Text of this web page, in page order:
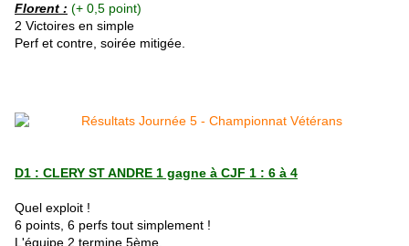
Florent : (+ 0,5 point)
2 Victoires en simple
Perf et contre, soirée mitigée.
D1 : CLERY ST ANDRE 1 gagne à CJF 1 : 6 à 4
Quel exploit !
6 points, 6 perfs tout simplement !
L'équipe 2 termine 5ème.